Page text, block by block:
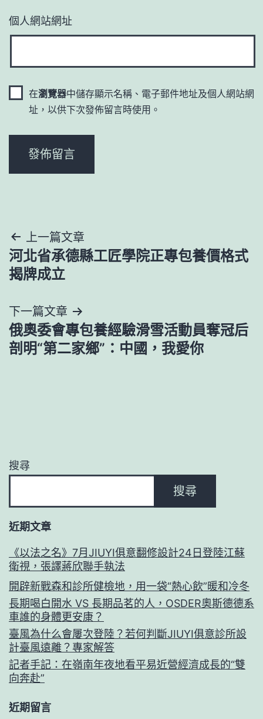
個人網站網址
在瀏覽器中儲存顯示名稱、電子郵件地址及個人網站網
址，以供下次發佈留言時使用。
文
章
覽
上一篇文章
河北省承德縣工匠學院正專包養價格式
揭牌成立
下一篇文章
俄奧委會專包養經驗滑雪活動員奪冠后
剖明“第二家鄉”：中國，我愛你
搜尋
搜尋
近期文章
《以法之名》7月JIUYI俱意翻修設計24日登陸江蘇
衛視，張譯蔣欣聯手執法
開辟新戰森和診所健檢地，用一袋“熱心飲”暖和冷冬
長期喝白開水 VS 長期品茗的人，OSDER奧斯德德系
車誰的身體更安康？
臺風為什么會屢次登陸？若何判斷JIUYI俱意診所設
計臺風遠離？專家解答
記者手記：在嶺南年夜地看平易近營經濟成長的“雙
向奔赴”
近期留言